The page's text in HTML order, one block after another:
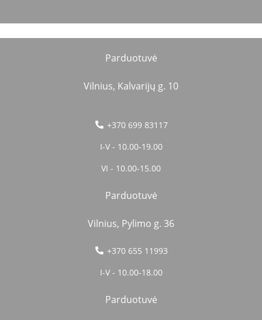
Parduotuvė
Vilnius, Kalvarijų g. 10
+370 699 83117
I-V - 10.00-19.00
VI - 10.00-15.00
Parduotuvė
Vilnius, Pylimo g. 36
+370 655 11993
I-V - 10.00-18.00
Parduotuvė